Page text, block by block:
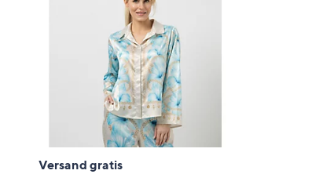
Versand gratis